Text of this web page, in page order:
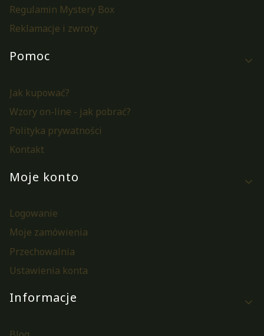
Regulamin Mystery Box
Reklamacje i zwroty
Pomoc
Jak kupować?
Wzory on-line - jak pobrać?
Polityka prywatności
Kontakt
Moje konto
Logowanie
Moje zamówienia
Przechowalnia
Ustawienia konta
Informacje